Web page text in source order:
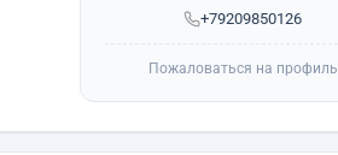
+79209850126
Пожаловаться на профиль